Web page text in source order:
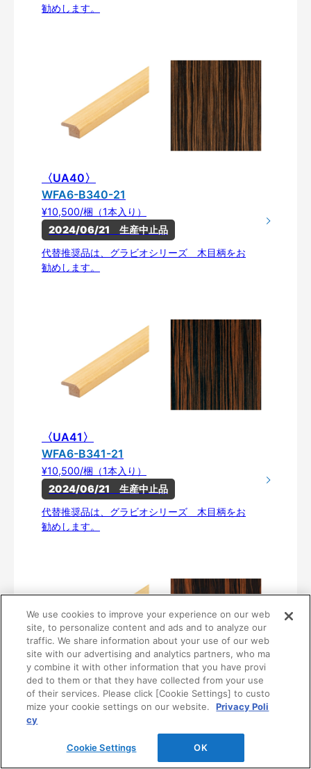
勧めします。
〈UA40〉
WFA6-B340-21
¥10,500/梱（1本入り）
2024/06/21　生産中止品
代替推奨品は、グラビオシリーズ 木目柄をお
勧めします。
〈UA41〉
WFA6-B341-21
¥10,500/梱（1本入り）
2024/06/21　生産中止品
代替推奨品は、グラビオシリーズ 木目柄をお
勧めします。
〈UA42〉
WFA6-B342-21
2024/06/21　生産中止品
We use cookies to improve your experience on our web
site, to personalize content and ads and to analyze our
traffic. We share information about your use of our web
site with our advertising and analytics partners, who ma
y combine it with other information that you have provi
ded to them or that they have collected from your use
of their services. Please click [Cookie Settings] to custo
mize your cookie settings on our website.
Privacy Poli
cy
Cookie Settings OK